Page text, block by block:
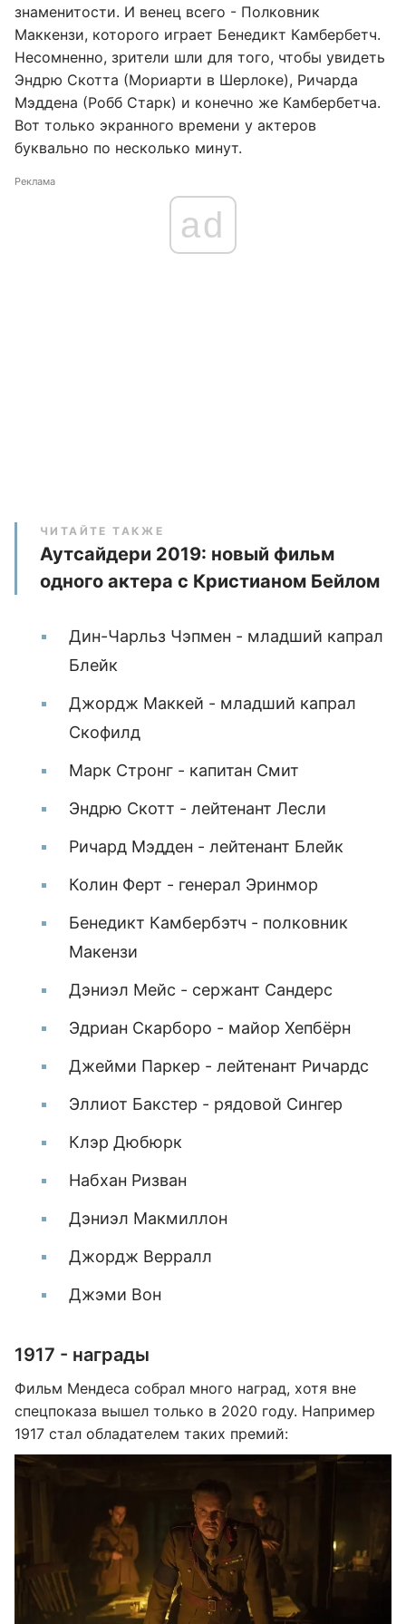
знаменитости. И венец всего - Полковник
Маккензи, которого играет Бенедикт Камбербетч.
Несомненно, зрители шли для того, чтобы увидеть
Эндрю Скотта (Мориарти в Шерлоке), Ричарда
Мэддена (Робб Старк) и конечно же Камбербетча.
Вот только экранного времени у актеров
буквально по несколько минут.
Реклама
ad
ЧИТАЙТЕ ТАКЖЕ
Аутсайдери 2019: новый фильм
одного актера с Кристианом Бейлом
Дин-Чарльз Чэпмен - младший капрал
Блейк
Джордж Маккей - младший капрал
Скофилд
Марк Стронг - капитан Смит
Эндрю Скотт - лейтенант Лесли
Ричард Мэдден - лейтенант Блейк
Колин Ферт - генерал Эринмор
Бенедикт Камбербэтч - полковник
Макензи
Дэниэл Мейс - сержант Сандерс
Эдриан Скарборо - майор Хепбёрн
Джейми Паркер - лейтенант Ричардс
Эллиот Бакстер - рядовой Сингер
Клэр Дюбюрк
Набхан Ризван
Дэниэл Макмиллон
Джордж Верралл
Джэми Вон
1917 - награды
Фильм Мендеса собрал много наград, хотя вне
спецпоказа вышел только в 2020 году. Например
1917 стал обладателем таких премий: